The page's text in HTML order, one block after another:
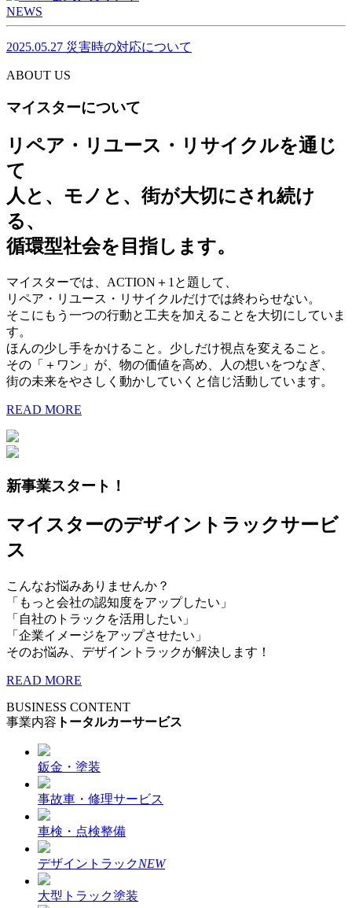
NEWS
2025.05.27 災害時の対応について
ABOUT US
マイスターについて
リペア・リユース・リサイクルを通じ
て
人と、モノと、街が大切にされ続け
る、
循環型社会を目指します。
マイスターでは、ACTION＋1と題して、
リペア・リユース・リサイクルだけでは終わらせない。
そこにもう一つの行動と工夫を加えることを大切にしていま
す。
ほんの少し手をかけること。少しだけ視点を変えること。
その「＋ワン」が、物の価値を高め、人の想いをつなぎ、
街の未来をやさしく動かしていくと信じ活動しています。
READ MORE
新事業スタート！
マイスターのデザイントラックサービ
ス
こんなお悩みありませんか？
「もっと会社の認知度をアップしたい」
「自社のトラックを活用したい」
「企業イメージをアップさせたい」
そのお悩み、デザイントラックが解決します！
READ MORE
BUSINESS CONTENT
事業内容 トータルカーサービス
鈑金・塗装
事故車・修理サービス
車検・点検整備
デザイントラックNEW
大型トラック塗装